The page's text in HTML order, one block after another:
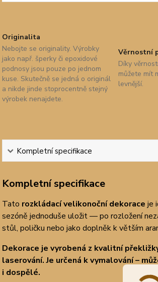
Originalita
Nebojte se originality. Výrobky
jako např. šperky či epoxidové
podnosy jsou pouze po jednom
kuse. Skutečně se jedná o originál
a nikde jinde stoprocentně stejný
výrobek nenajdete.
Věrnostní
Díky
můžete mít
levnější.
Kompletní specifikace
Kompletní specifikace
Tato rozkládací velikonoční dekorace je
sezóně jednoduše uložit — po rozložení
stůl, poličku nebo jako doplněk k větším
Dekorace je vyrobená z kvalitní
laserování. Je určená k vymalování –
i dospělé.